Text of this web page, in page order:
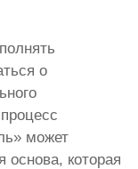
о
может
основа, которая